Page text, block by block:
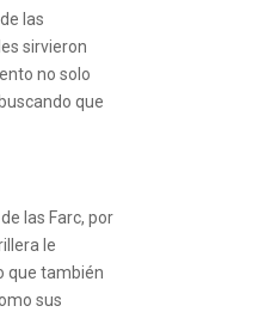
las
sirvieron
no solo
que
las Farc, por
le
que también
sus